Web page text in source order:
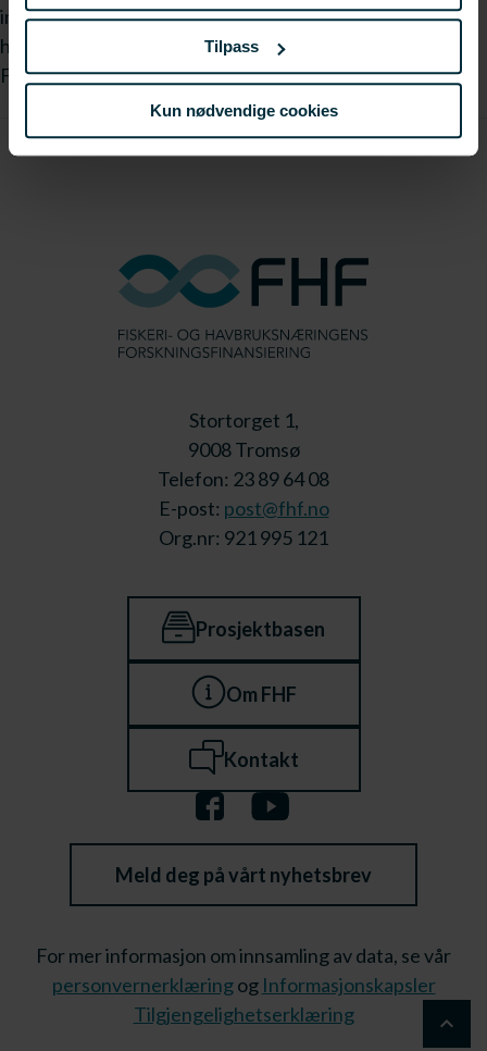
Tilpass
Kun nødvendige cookies
informasjon eller for å få tilsendt en trykt utgave av
håndboken ta kontakt med Frank Jakobsen, FHL (epost,
Frank.jakobsen@fhl.no, tlf. 77 66 29 54)
Stortorget 1,
9008 Tromsø
Telefon: 23 89 64 08
E-post: post@fhf.no
Org.nr: 921 995 121
Prosjektbasen
Om FHF
Kontakt
Meld deg på vårt nyhetsbrev
For mer informasjon om innsamling av data, se vår
personvernerklæringog Informasjonskapsler
Tilgjengelighetserklæring
keyboard_arrow_up